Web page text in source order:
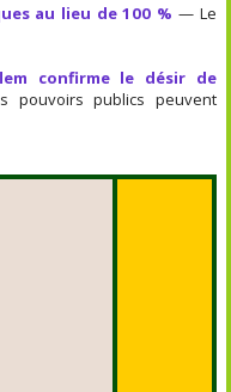
au lieu de 100 % — Le
confirme le désir de
pouvoirs publics peuvent